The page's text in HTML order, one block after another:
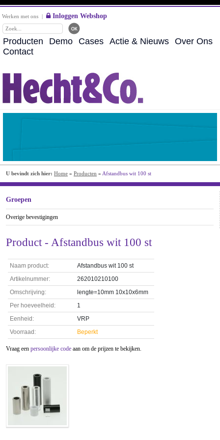
Werken met ons | Inloggen Webshop
Producten Demo Cases Actie & Nieuws Over Ons
Contact
U bevindt zich hier: Home » Producten » Afstandbus wit 100 st
Groepen
Overige bevestigingen
Product - Afstandbus wit 100 st
Naam product:
Afstandbus wit 100 st
Artikelnummer:
262010210100
Omschrijving:
lengte=10mm 10x10x6mm
Per hoeveelheid:
1
Eenheid:
VRP
Voorraad:
Beperkt
Vraag een persoonlijke code aan om de prijzen te bekijken.